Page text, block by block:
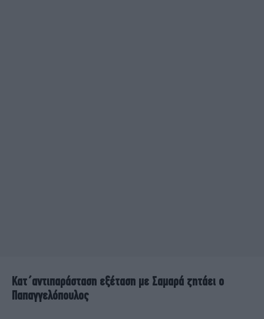
Κατ΄αντιπαράσταση εξέταση με Σαμαρά ζητάει ο
Παπαγγελόπουλος